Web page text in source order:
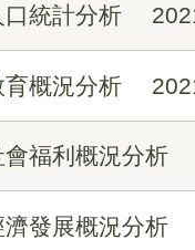
統計分析
概況分析
福利概況分析
發展概況分析